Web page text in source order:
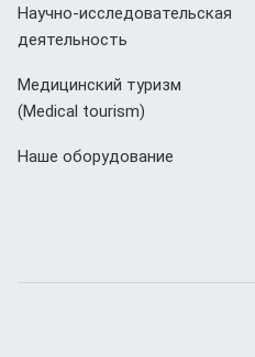
Научно-исследовательская
деятельность
Медицинский туризм
(Мedical tourism)
Наше оборудование